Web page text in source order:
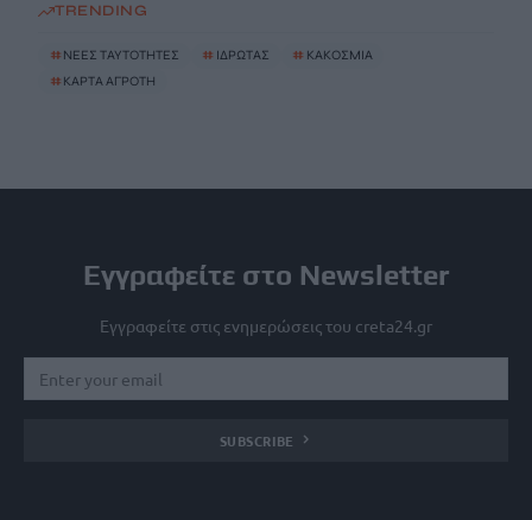
TRENDING
# ΝΕΕΣ ΤΑΥΤΟΤΗΤΕΣ # ΙΔΡΩΤΑΣ # ΚΑΚΟΣΜΙΑ
# ΚΑΡΤΑ ΑΓΡΟΤΗ
Εγγραφείτε στο Newsletter
Εγγραφείτε στις ενημερώσεις του creta24.gr
SUBSCRIBE